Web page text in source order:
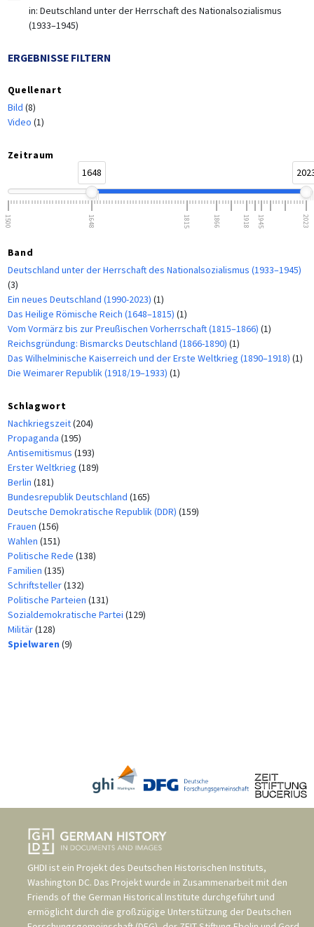
in: Deutschland unter der Herrschaft des Nationalsozialismus
(1933–1945)
ERGEBNISSE FILTERN
Quellenart
Bild (8)
Video (1)
Zeitraum
1648
1500 1648 1815 1866 1918 1945 2023
Band
Deutschland unter der Herrschaft des Nationalsozialismus (1933–1945)
(3)
Ein neues Deutschland (1990-2023) (1)
Das Heilige Römische Reich (1648–1815) (1)
Vom Vormärz bis zur Preußischen Vorherrschaft (1815–1866) (1)
Reichsgründung: Bismarcks Deutschland (1866-1890) (1)
Das Wilhelminische Kaiserreich und der Erste Weltkrieg (1890–1918) (1)
Die Weimarer Republik (1918/19–1933) (1)
Schlagwort
Nachkriegszeit(204)
Propaganda (195)
Antisemitismus (193)
Erster Weltkrieg (189)
Berlin (181)
Bundesrepublik Deutschland (165)
Deutsche Demokratische Republik (DDR) (159)
Frauen (156)
Wahlen (151)
Politische Rede (138)
Familien (135)
Schriftsteller(132)
Politische Parteien (131)
Sozialdemokratische Partei (129)
Militär(128)
Spielwaren (9)
GHDI ist ein Projekt des Deutschen Historischen Instituts,
Washington DC. Das Projekt wurde in Zusammenarbeit mit den
Friends of the German Historical Institute durchgeführt und
ermöglicht durch die großzügige Unterstützung der Deutschen